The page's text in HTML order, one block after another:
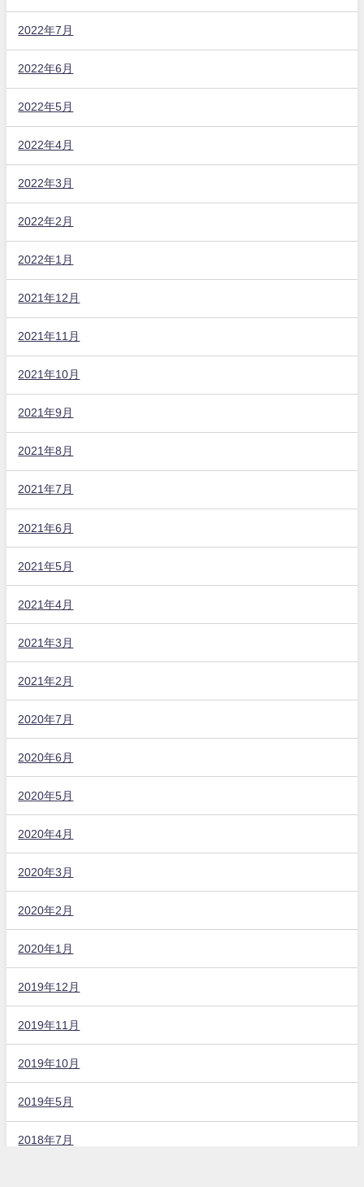
2022年7月
2022年6月
2022年5月
2022年4月
2022年3月
2022年2月
2022年1月
2021年12月
2021年11月
2021年10月
2021年9月
2021年8月
2021年7月
2021年6月
2021年5月
2021年4月
2021年3月
2021年2月
2020年7月
2020年6月
2020年5月
2020年4月
2020年3月
2020年2月
2020年1月
2019年12月
2019年11月
2019年10月
2019年5月
2018年7月